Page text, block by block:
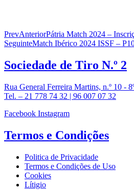
PrevAnteriorPátria Match 2024 –
SeguinteMatch Ibérico 2024 ISSF –
Sociedade de Tiro N.º 2
Rua General Ferreira Martins, n.º 10 -
Tel. – 21 778 74 32 | 96 007 07 32
Facebook Instagram
Termos e Condições
Politica de Privacidade
Termos e Condições de Uso
Cookies
Lítigio